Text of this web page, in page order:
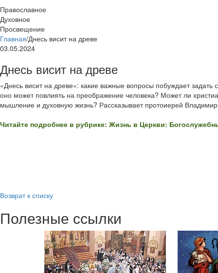
Православное
Духовное
Просвещение
Главная/Днесь висит на древе
03.05.2024
Днесь висит на древе
«Днесь висит на древе»: какие важные вопросы побуждает задать
оно может повлиять на преображение человека? Может ли
мышление и духовную жизнь? Рассказывает протоиерей
Читайте подробнее в рубрике: Жизнь в Церкви:
Возврат к списку
Полезные ссылки